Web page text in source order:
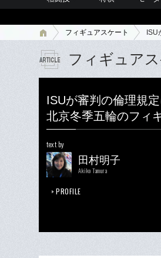
フィギュアスケート ISU
フィギュア
ISUが審判の倫理規定
北京冬季五輪のフィ
text by
田村明子
Akiko Tamura
PROFILE